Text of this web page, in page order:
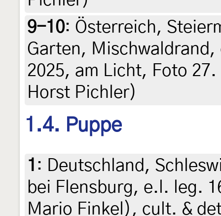
9-10: Österreich,
Garten,
2025, am Licht, Foto
Horst Pichler)
1.4. Puppe
1 : Deutschland,
bei Flensburg, e.l. leg.
Mario Finkel), cult. &